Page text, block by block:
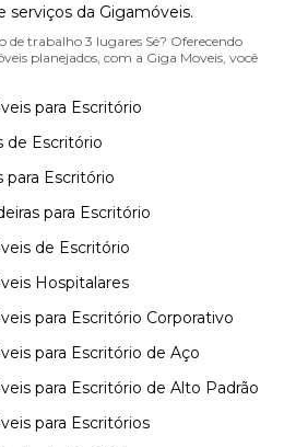
da Gigamóveis.
de trabalho 3 lugares Sé? Oferecendo
planejados, com a Giga Moveis, você
para Escritório
de Escritório
para Escritório
para Escritório
de Escritório
Hospitalares
para Escritório Corporativo
para Escritório de Aço
para Escritório de Alto Padrão
para Escritórios